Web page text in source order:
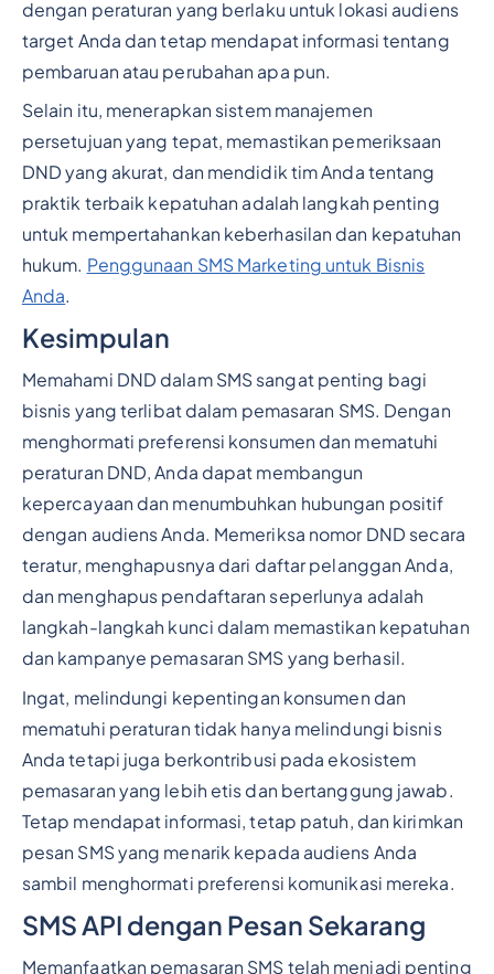
dengan peraturan yang berlaku untuk lokasi audiens
target Anda dan tetap mendapat informasi tentang
pembaruan atau perubahan apa pun.
Selain itu, menerapkan sistem manajemen
persetujuan yang tepat, memastikan pemeriksaan
DND yang akurat, dan mendidik tim Anda tentang
praktik terbaik kepatuhan adalah langkah penting
untuk mempertahankan keberhasilan dan kepatuhan
hukum. Penggunaan SMS Marketing untuk Bisnis
Anda.
Kesimpulan
Memahami DND dalam SMS sangat penting bagi
bisnis yang terlibat dalam pemasaran SMS. Dengan
menghormati preferensi konsumen dan mematuhi
peraturan DND, Anda dapat membangun
kepercayaan dan menumbuhkan hubungan positif
dengan audiens Anda. Memeriksa nomor DND secara
teratur, menghapusnya dari daftar pelanggan Anda,
dan menghapus pendaftaran seperlunya adalah
langkah-langkah kunci dalam memastikan kepatuhan
dan kampanye pemasaran SMS yang berhasil.
Ingat, melindungi kepentingan konsumen dan
mematuhi peraturan tidak hanya melindungi bisnis
Anda tetapi juga berkontribusi pada ekosistem
pemasaran yang lebih etis dan bertanggung jawab.
Tetap mendapat informasi, tetap patuh, dan kirimkan
pesan SMS yang menarik kepada audiens Anda
sambil menghormati preferensi komunikasi mereka.
SMS API dengan Pesan Sekarang
Memanfaatkan pemasaran SMS telah menjadi penting